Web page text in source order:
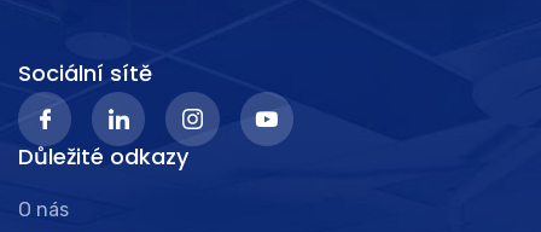
Sociální sítě
Důležité odkazy
O nás